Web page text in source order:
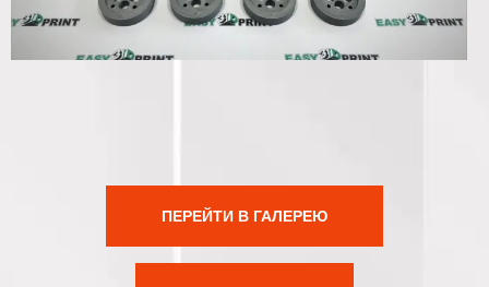
ПЕРЕЙТИ В ГАЛЕРЕЮ